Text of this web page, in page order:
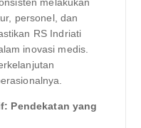
personel, dan
RS Indriati
inovasi medis.
Pendekatan yang